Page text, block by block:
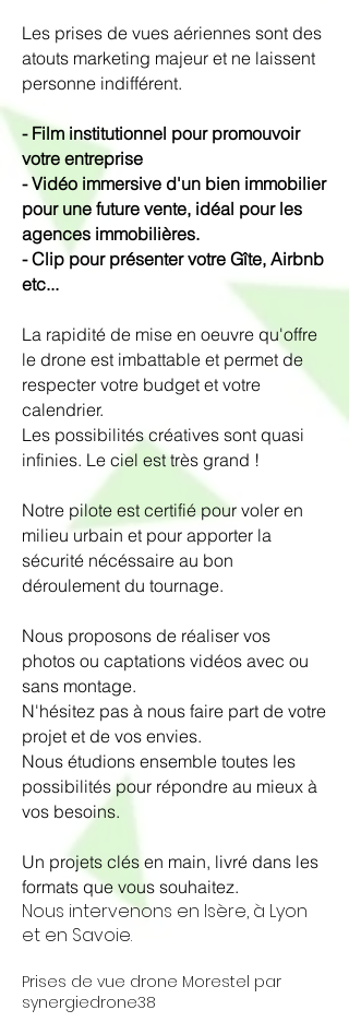
Les prises de vues aériennes sont des
atouts marketing majeur et ne laissent
personne indifférent.
- Film institutionnel pour promouvoir
votre entreprise
- Vidéo immersive d'un bien immobilier
pour une future vente, idéal pour les
agences immobilières.
- Clip pour présenter votre Gîte, Airbnb
etc...
La rapidité de mise en oeuvre qu'offre
le drone est imbattable et permet de
respecter votre budget et votre
calendrier.
Les possibilités créatives sont quasi
infinies. Le ciel est très grand !
Notre pilote est certifié pour voler en
milieu urbain et pour apporter la
sécurité nécéssaire au bon
déroulement du tournage.
Nous proposons de réaliser vos
photos ou captations vidéos avec ou
sans montage.
N'hésitez pas à nous faire part de votre
projet et de vos envies.
Nous étudions ensemble toutes les
possibilités pour répondre au mieux à
vos besoins.
Un projets clés en main, livré dans les
formats que vous souhaitez.
Nous intervenons en Isère, à Lyon
et en Savoie.
Prises de vue drone Morestel par
synergiedrone38